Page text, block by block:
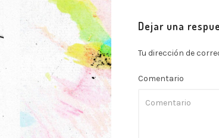
Dejar una
Tu dirección de
Comentario